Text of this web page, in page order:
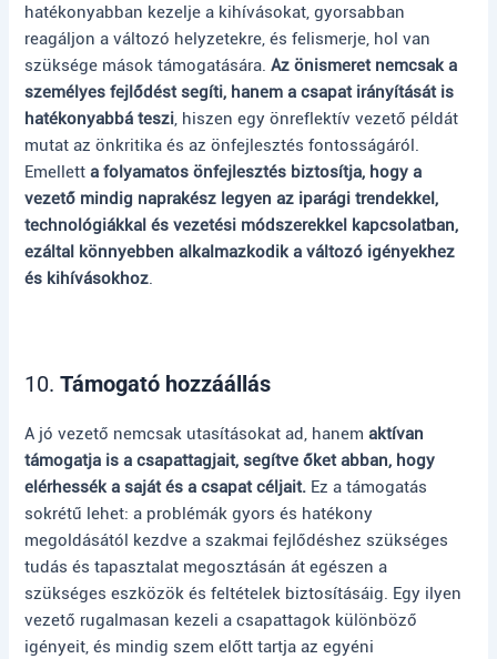
hatékonyabban kezelje a kihívásokat, gyorsabban
reagáljon a változó helyzetekre, és felismerje, hol van
szüksége mások támogatására.Az önismeret nemcsak a
személyes fejlődést segíti, hanem a csapat irányítását is
hatékonyabbá teszi , hiszen egy önreflektív vezető példát
mutat az önkritika és az önfejlesztés fontosságáról.
Emelletta folyamatos önfejlesztés biztosítja, hogy a
vezető mindig naprakész legyen az iparági trendekkel,
technológiákkal és vezetési módszerekkel kapcsolatban,
ezáltal könnyebben alkalmazkodik a változó igényekhez
és kihívásokhoz
10.Támogató hozzáállás
A jó vezető nemcsak utasításokat ad, hanemaktívan
támogatja is a csapattagjait, segítve őket abban, hogy
elérhessék a saját és a csapat céljait. Ez a támogatás
sokrétű lehet: a problémák gyors és hatékony
megoldásától kezdve a szakmai fejlődéshez szükséges
tudás és tapasztalat megosztásán át egészen a
szükséges eszközök és feltételek biztosításáig. Egy ilyen
vezető rugalmasan kezeli a csapattagok különböző
igényeit, és mindig szem előtt tartja az egyéni